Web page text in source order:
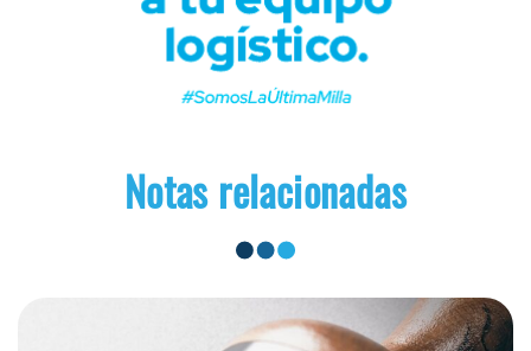
Notas relacionadas